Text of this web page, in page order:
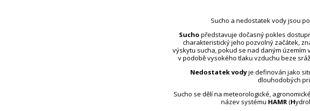
Sucho a nedostatek vody jsou
Sucho představuje dočasný pokles
charakteristický jeho pozvolný začátek,
výskytu sucha, pokud se nad daným
v podobě vysokého tlaku vzduchu beze
Nedostatek vodyje definován jako
dlouhodobých
Sucho se dělí na meteorologické,
název systému HAMR(H